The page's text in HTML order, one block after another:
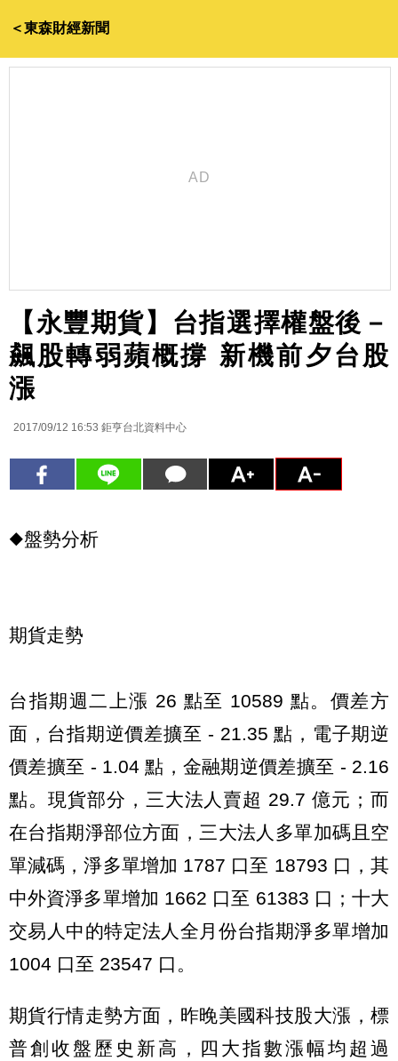
＜東森財經新聞
【永豐期貨】台指選擇權盤後－
飆股轉弱蘋概撐 新機前夕台股
漲
2017/09/12 16:53 鉅亨台北資料中心
◆盤勢分析
期貨走勢
台指期週二上漲 26 點至 10589 點。價差方
面，台指期逆價差擴至 - 21.35 點，電子期逆
價差擴至 - 1.04 點，金融期逆價差擴至 - 2.16
點。現貨部分，三大法人賣超 29.7 億元；而
在台指期淨部位方面，三大法人多單加碼且空
單減碼，淨多單增加 1787 口至 18793 口，其
中外資淨多單增加 1662 口至 61383 口；十大
交易人中的特定法人全月份台指期淨多單增加
1004 口至 23547 口。
期貨行情走勢方面，昨晚美國科技股大漲，標
普創收盤歷史新高，四大指數漲幅均超過